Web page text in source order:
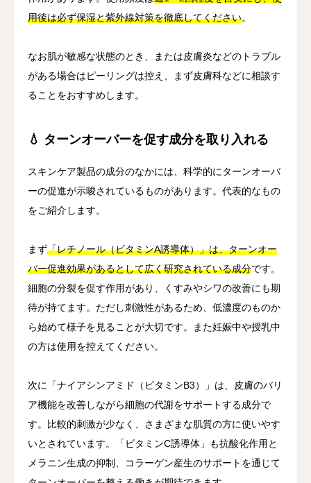
用後は必ず保湿と紫外線対策を徹底してください。
なお肌が敏感な状態のとき、または皮膚炎などのトラブル
がある場合はピーリングは控え、まず皮膚科などに相談す
ることをおすすめします。
💧 ターンオーバーを促す成分を取り入れる
スキンケア製品の成分のなかには、科学的にターンオーバ
ーの促進が示唆されているものがあります。代表的なもの
をご紹介します。
まず「レチノール（ビタミンA誘導体）」は、ターンオー
バー促進効果があるとして広く研究されている成分です。
細胞の分裂を促す作用があり、くすみやシワの改善にも期
待が持てます。ただし刺激性があるため、低濃度のものか
ら始めて様子を見ることが大切です。また妊娠中や授乳中
の方は使用を控えてください。
次に「ナイアシンアミド（ビタミンB3）」は、皮膚のバリ
ア機能を改善しながら細胞の代謝をサポートする成分で
す。比較的刺激が少なく、さまざまな肌質の方に使いやす
いとされています。「ビタミンC誘導体」も抗酸化作用と
メラニン生成の抑制、コラーゲン産生のサポートを通じて